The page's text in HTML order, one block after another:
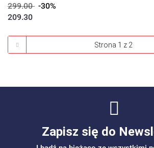
299.00 -30%
209.30
Zapisz się do